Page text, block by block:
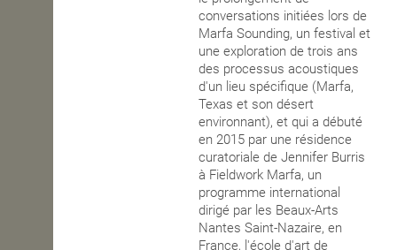
conversations initiées lors de
Marfa Sounding, un festival et
une exploration de trois ans
des processus acoustiques
d'un lieu spécifique (Marfa,
Texas et son désert
environnant), et qui a débuté
en 2015 par une résidence
curatoriale de Jennifer Burris
à Fieldwork Marfa, un
programme international
dirigé par les Beaux-Arts
Nantes Saint-Nazaire, en
France, l'école d'art de